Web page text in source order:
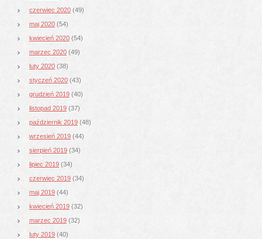
czerwiec 2020 (49)
maj 2020 (54)
kwiecień 2020 (54)
marzec 2020 (49)
luty 2020 (38)
styczeń 2020 (43)
grudzień 2019 (40)
listopad 2019 (37)
październik 2019 (48)
wrzesień 2019 (44)
sierpień 2019 (34)
lipiec 2019 (34)
czerwiec 2019 (34)
maj 2019 (44)
kwiecień 2019 (32)
marzec 2019 (32)
luty 2019 (40)